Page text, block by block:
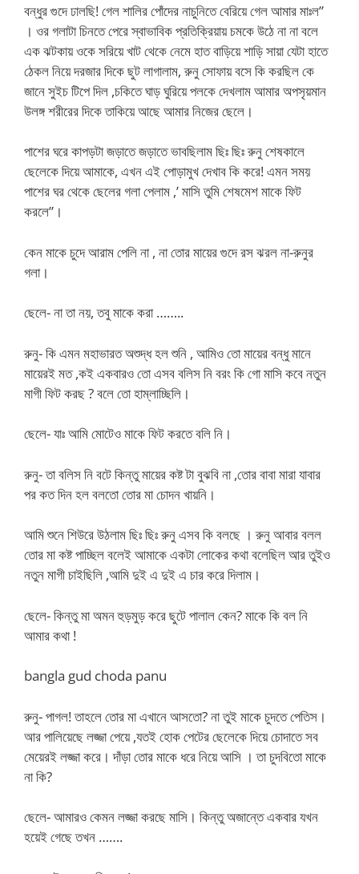
বন্ধুর গুদে ঢালছি! গেল শালির পোঁদের নাচুনিতে বেরিয়ে গেল আমার মাঃল”
। ওর গলাটা চিনতে পেরে স্বাভাবিক প্রতিক্রিয়ায় চমকে উঠে না না বলে
এক ঝটকায় ওকে সরিয়ে খাট থেকে নেমে হাত বাড়িয়ে শাড়ি সায়া যেটা হাতে
ঠেকল নিয়ে দরজার দিকে ছুট লাগালাম, রুনু সোফায় বসে কি করছিল কে
জানে সুইচ টিপে দিল ,চকিতে ঘাড় ঘুরিয়ে পলকে দেখলাম আমার অপসৃয়মান
উলঙ্গ শরীরের দিকে তাকিয়ে আছে আমার নিজের ছেলে।
পাশের ঘরে কাপড়টা জড়াতে জড়াতে ভাবছিলাম ছিঃ ছিঃ রুনু শেষকালে
ছেলেকে দিয়ে আমাকে, এখন এই পোড়ামুখ দেখাব কি করে! এমন সময়
পাশের ঘর থেকে ছেলের গলা পেলাম ,’ মাসি তুমি শেষমেশ মাকে ফিট
করলে”।
কেন মাকে চুদে আরাম পেলি না , না তোর মায়ের গুদে রস ঝরল না-রুনুর
গলা।
ছেলে- না তা নয়, তবু মাকে করা ……..
রুনু- কি এমন মহাভারত অশুদ্ধ হল শুনি , আমিও তো মায়ের বন্ধু মানে
মায়েরই মত ,কই একবারও তো এসব বলিস নি বরং কি গো মাসি কবে নতুন
মাগী ফিট করছ ? বলে তো হাম্লাচ্ছিলি।
ছেলে- যাঃ আমি মোটেও মাকে ফিট করতে বলি নি।
রুনু- তা বলিস নি বটে কিন্তু মায়ের কষ্ট টা বুঝবি না ,তোর বাবা মারা যাবার
পর কত দিন হল বলতো তোর মা চোদন খায়নি।
আমি শুনে শিউরে উঠলাম ছিঃ ছিঃ রুনু এসব কি বলছে । রুনু আবার বলল
তোর মা কষ্ট পাচ্ছিল বলেই আমাকে একটা লোকের কথা বলেছিল আর তুইও
নতুন মাগী চাইছিলি ,আমি দুই এ দুই এ চার করে দিলাম।
ছেলে- কিন্তু মা অমন হুড়মুড় করে ছুটে পালাল কেন? মাকে কি বল নি
আমার কথা !
bangla gud choda panu
রুনু- পাগল! তাহলে তোর মা এখানে আসতো? না তুই মাকে চুদতে পেতিস।
আর পালিয়েছে লজ্জা পেয়ে ,যতই হোক পেটের ছেলেকে দিয়ে চোদাতে সব
মেয়েরই লজ্জা করে। দাঁড়া তোর মাকে ধরে নিয়ে আসি । তা চুদবিতো মাকে
না কি?
ছেলে- আমারও কেমন লজ্জা করছে মাসি। কিন্তু অজান্তে একবার যখন
হয়েই গেছে তখন …….